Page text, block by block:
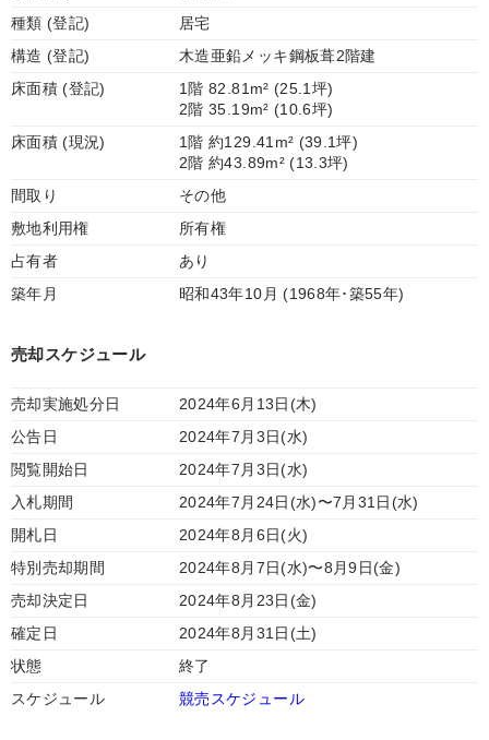
種類 (登記)
居宅
構造 (登記)
木造亜鉛メッキ鋼板葺2階建
床面積 (登記)
1階 82.81m² (25.1坪)
2階 35.19m² (10.6坪)
床面積 (現況)
1階 約129.41m² (39.1坪)
2階 約43.89m² (13.3坪)
間取り
その他
敷地利用権
所有権
占有者
あり
築年月
昭和43年10月 (1968年･築55年)
売却スケジュール
売却実施処分日
2024年6月13日(木)
公告日
2024年7月3日(水)
閲覧開始日
2024年7月3日(水)
入札期間
2024年7月24日(水)〜7月31日(水)
開札日
2024年8月6日(火)
特別売却期間
2024年8月7日(水)〜8月9日(金)
売却決定日
2024年8月23日(金)
確定日
2024年8月31日(土)
状態
終了
スケジュール
競売スケジュール